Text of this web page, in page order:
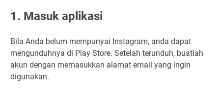
1. Masuk aplikasi
Bila Anda belum mempunyai Instagram, anda dapat
mengunduhnya di Play Store. Setelah terunduh, buatlah
akun dengan memasukkan alamat email yang ingin
digunakan.